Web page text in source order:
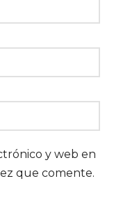
y web en
que comente.